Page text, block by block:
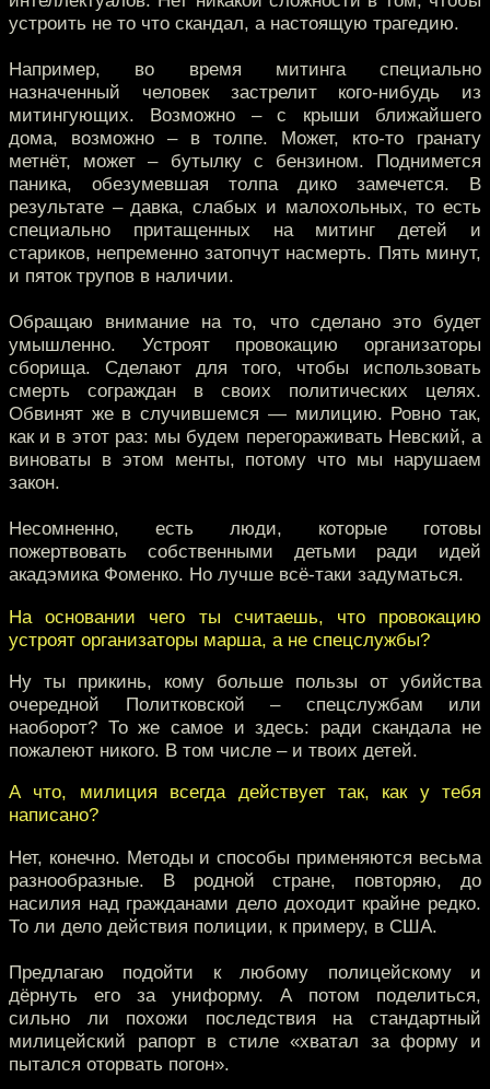
устроить не то что скандал, а настоящую трагедию.
Например, во время митинга специально
назначенный человек застрелит кого-нибудь из
митингующих. Возможно – с крыши ближайшего
дома, возможно – в толпе. Может, кто-то гранату
метнёт, может – бутылку с бензином. Поднимется
паника, обезумевшая толпа дико замечется. В
результате – давка, слабых и малохольных, то есть
специально притащенных на митинг детей и
стариков, непременно затопчут насмерть. Пять минут,
и пяток трупов в наличии.
Обращаю внимание на то, что сделано это будет
умышленно. Устроят провокацию организаторы
сборища. Сделают для того, чтобы использовать
смерть сограждан в своих политических целях.
Обвинят же в случившемся — милицию. Ровно так,
как и в этот раз: мы будем перегораживать Невский, а
виноваты в этом менты, потому что мы нарушаем
закон.
Несомненно, есть люди, которые готовы
пожертвовать собственными детьми ради идей
акадэмика Фоменко. Но лучше всё-таки задуматься.
На основании чего ты считаешь, что провокацию
устроят организаторы марша, а не спецслужбы?
Ну ты прикинь, кому больше пользы от убийства
очередной Политковской – спецслужбам или
наоборот? То же самое и здесь: ради скандала не
пожалеют никого. В том числе – и твоих детей.
А что, милиция всегда действует так, как у тебя
написано?
Нет, конечно. Методы и способы применяются весьма
разнообразные. В родной стране, повторяю, до
насилия над гражданами дело доходит крайне редко.
То ли дело действия полиции, к примеру, в США.
Предлагаю подойти к любому полицейскому и
дёрнуть его за униформу. А потом поделиться,
сильно ли похожи последствия на стандартный
милицейский рапорт в стиле «хватал за форму и
пытался оторвать погон».